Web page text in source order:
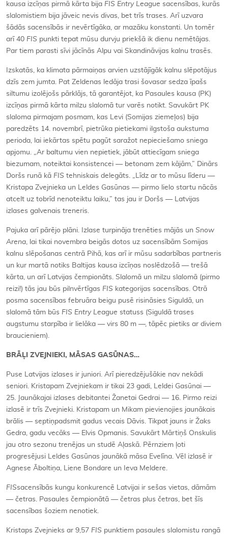
kausa izcīņas pirmā kārta bija FIS Entry League sacensības, kurās
slalomistiem bija jāveic nevis divas, bet trīs trases. Arī uzvara
šādās sacensībās ir nevērtīgāka, ar mazāku konstanti. Un tomēr
arī 40 FIS punkti tepat mūsu durvju priekšā ik dienu nemētājas.
Par tiem parasti sīvi jācīnās Alpu vai Skandināvijas kalnu trasēs.
Izskatās, ka klimata pārmaiņas arvien uzstājīgāk kalnu slēpotājus
dzīs zem jumta. Pat Zeldenas ledāja trasi šovasar sedza īpašs
siltumu izolējošs pārklājs, tā garantējot, ka Pasaules kausa (PK)
izcīņas pirmā kārta milzu slalomā tur varēs notikt. Savukārt PK
slaloma pirmajam posmam, kas Levi (Somijas ziemeļos) bija
paredzēts 14. novembrī, pietrūka pietiekami ilgstoša aukstuma
perioda, lai iekārtas spētu pagūt saražot nepieciešamo sniega
apjomu. „Ar baltumu vien nepietiek, jābūt attiecīgam sniega
biezumam, noteiktai konsistencei — betonam zem kājām,” Dinārs
Doršs runā kā FIS tehniskais delegāts. „Līdz ar to mūsu līderu —
Kristapa Zvejnieka un Leldes Gasūnas — pirmo lielo startu nācās
atcelt uz tobrīd nenoteiktu laiku,” tas jau ir Doršs — Latvijas
izlases galvenais treneris.
Pajuka arī pārējo plāni. Izlase turpināja trenēties mājās un Snow
Arena, lai tikai novembra beigās dotos uz sacensībām Somijas
kalnu slēpošanas centrā Pihā, kas arī ir mūsu sadarbības partneris
un kur martā notiks Baltijas kausa izcīņas noslēdzošā — trešā
kārta, un arī Latvijas čempionāts. Slalomā un milzu slalomā (pirmo
reizi!) tās jau būs pilnvērtīgas FIS kategorijas sacensības. Otrā
posma sacensības februāra beigu pusē risināsies Siguldā, un
slalomā tām būs FIS Entry League statuss (Siguldā trases
augstumu starpība ir lielāka — virs 80 m —, tāpēc pietiks ar diviem
braucieniem).
BRĀĻI ZVEJNIEKI, MĀSAS GASŪNAS…
Puse Latvijas izlases ir juniori. Arī pieredzējušākie nav nekādi
seniori. Kristapam Zvejniekam ir tikai 23 gadi, Leldei Gasūnai —
25. Jaunākajai izlases debitantei Žanetai Gedrai — 16. Pirmo reizi
izlasē ir trīs Zvejnieki. Kristapam un Mikam pievienojies jaunākais
brālis — septiņpadsmit gadus vecais Dāvis. Tikpat jauns ir Žaks
Gedra, gadu vecāks — Elvis Opmanis. Savukārt Mārtiņš Onskulis
jau otro sezonu trenējas un studē Aļaskā. Pērnziem ļoti
progresējusi Leldes Gasūnas jaunākā māsa Evelīna. Vēl izlasē ir
Agnese Āboltiņa, Liene Bondare un Ieva Meldere.
FISsacensībās kungu konkurencē Latvijai ir sešas vietas, dāmām
— četras. Pasaules čempionātā — četras plus četras, bet šīs
sacensības šoziem nenotiek.
Kristaps Zvejnieks ar 9,57 FIS punktiem pasaules slalomistu rangā